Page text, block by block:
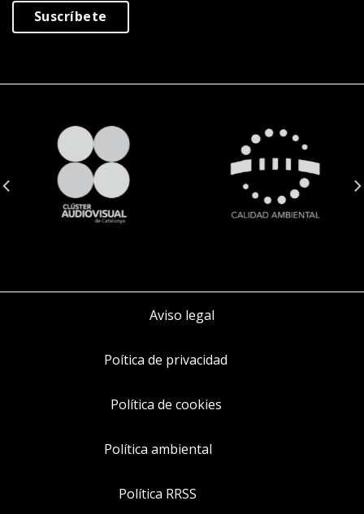
Suscríbete
Aviso legal
Poítica de privacidad
Política de cookies
Política ambiental
Política RRSS